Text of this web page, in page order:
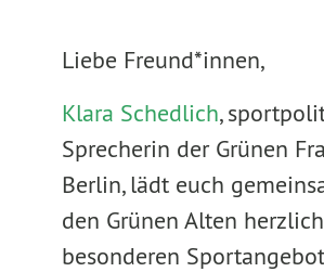
Liebe Freund*innen,
Klara Schedlich,
Sprecherin der Grünen
Berlin, lädt euch
den Grünen Alten
besonderen